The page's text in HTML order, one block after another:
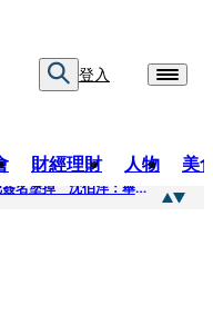
登入
財經理財 人物 美
「簽名牆變戰場！」饒河夜市小吃店把簽名塗掉 沈伯洋：舉雙手贊成